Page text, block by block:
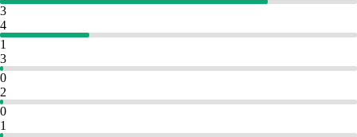
3
4
1
3
0
2
0
1